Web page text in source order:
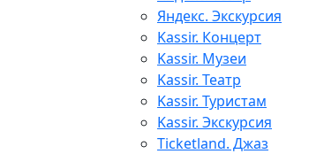
Яндекс. Экскурсия
Kassir. Концерт
Kassir. Музеи
Kassir. Театр
Kassir. Туристам
Kassir. Экскурсия
Ticketland. Джаз